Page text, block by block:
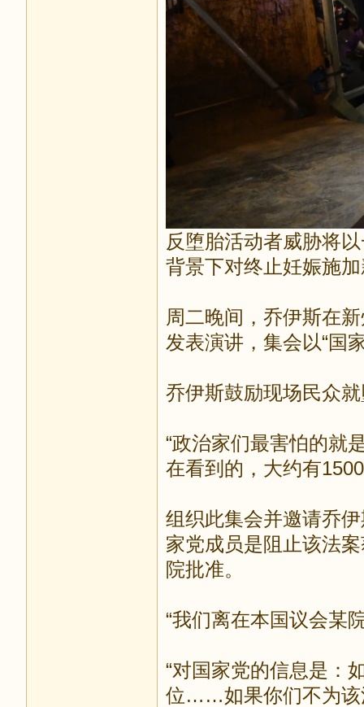
反堕胎活动者威胁将
背景下对终止妊娠施
周二晚间，乔伊斯在
发表演讲，集会以“国
乔伊斯鼓励现场民众
“政治家们最害怕的就
在看到的，大约有
组织此集会并邀请乔
家党成员是阻止该法
院批准。
“我们离在本国议会某
“对国家党的信息是：
位……如果你们不为该